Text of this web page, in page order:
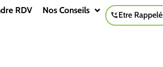
RDV Nos Conseils Etre Rappelé